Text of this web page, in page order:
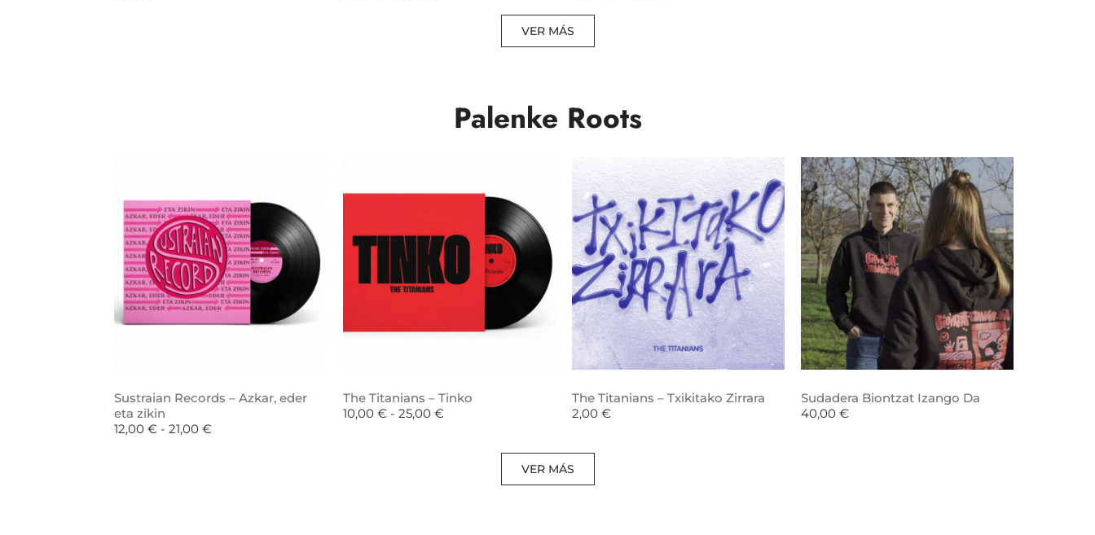
VER MÁS
Palenke Roots
Sustraian Records – Azkar, eder
eta zikin
12,00 € - 21,00 €
The Titanians – Tinko
10,00 € - 25,00 €
The Titanians – Txikitako Zirrara
2,00 €
Sudadera Biontzat Izango Da
40,00 €
VER MÁS